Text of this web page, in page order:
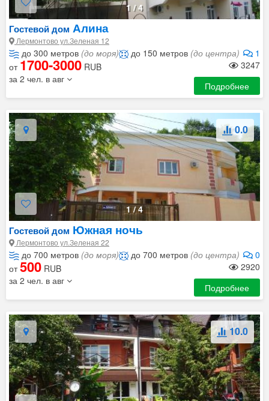
1 /4
Гостевой дом Алина
Лермонтово ул.Зеленая 12
до 300 метров (до моря) 1
до 150 метров (до центра)
3247
от 1700-3000 RUB
за 2 чел. в авг
Подробнее
1/4
0.0
Гостевой дом Южная ночь
Лермонтово ул.Зеленая 22
до 700 метров (до моря) 0
до 700 метров (до центра)
2920
от500 RUB
за 2 чел. в авг
Подробнее
10.0